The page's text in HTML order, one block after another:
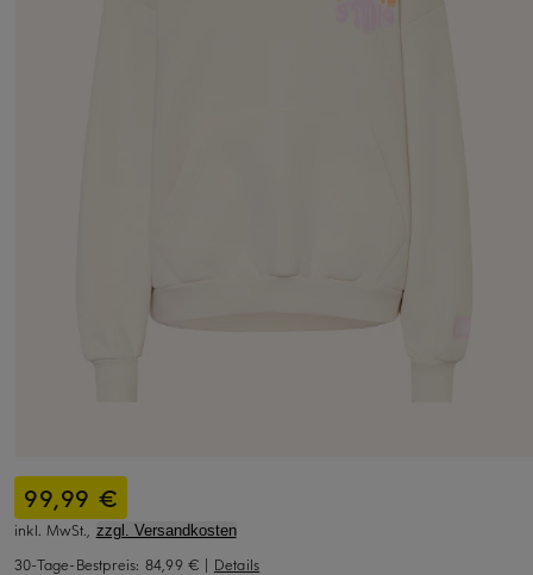
99,99 €
inkl. MwSt., zzgl. Versandkosten
30-Tage-Bestpreis: 84,99 € | Details